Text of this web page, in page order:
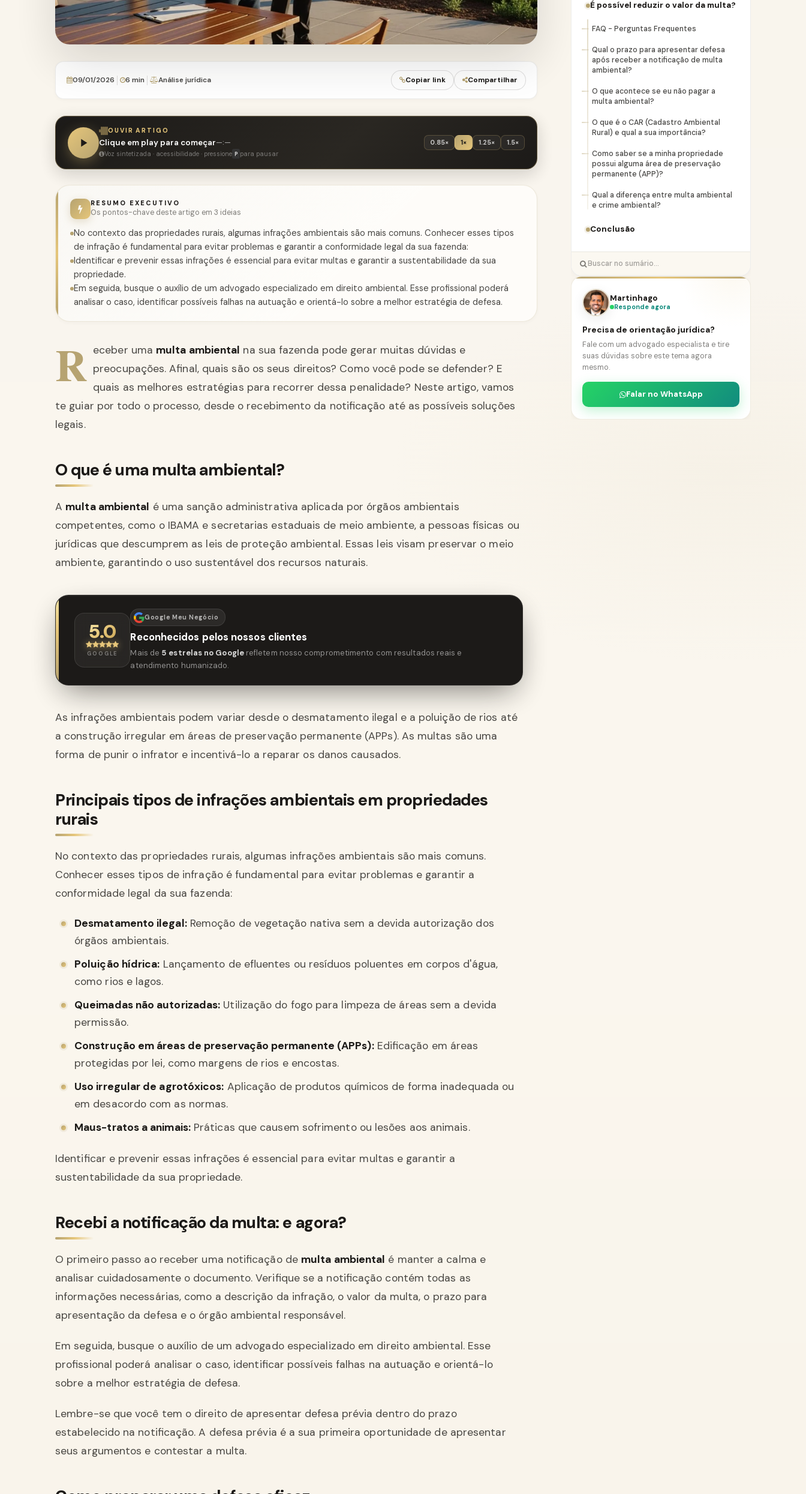
09/01/2026 6 min Análise jurídica Copiar link Compartilhar
OUVIR ARTIGO
Clique em play para começar—:— 0.85× 1× 1.25× 1.5×
Voz sintetizada · acessibilidade · pressione P para pausar
RESUMO EXECUTIVO
Os pontos-chave deste artigo em 3 ideias
No contexto das propriedades rurais, algumas infrações ambientais são mais comuns. Conhecer esses tipos
de infração é fundamental para evitar problemas e garantir a conformidade legal da sua fazenda:
Identificar e prevenir essas infrações é essencial para evitar multas e garantir a sustentabilidade da sua
propriedade.
Em seguida, busque o auxílio de um advogado especializado em direito ambiental. Esse profissional poderá
analisar o caso, identificar possíveis falhas na autuação e orientá-lo sobre a melhor estratégia de defesa.
R eceber uma multa ambiental na sua fazenda pode gerar muitas dúvidas e
preocupações. Afinal, quais são os seus direitos? Como você pode se defender? E
quais as melhores estratégias para recorrer dessa penalidade? Neste artigo, vamos
te guiar por todo o processo, desde o recebimento da notificação até as possíveis soluções
legais.
O que é uma multa ambiental?
A multa ambiental é uma sanção administrativa aplicada por órgãos ambientais
competentes, como o IBAMA e secretarias estaduais de meio ambiente, a pessoas físicas ou
jurídicas que descumprem as leis de proteção ambiental. Essas leis visam preservar o meio
ambiente, garantindo o uso sustentável dos recursos naturais.
5.0
GOOGLE
Google Meu Negócio
Reconhecidos pelos nossos clientes
Mais de 5 estrelas no Googlerefletem nosso comprometimento com resultados reais e
atendimento humanizado.
As infrações ambientais podem variar desde o desmatamento ilegal e a poluição de rios até
a construção irregular em áreas de preservação permanente (APPs). As multas são uma
forma de punir o infrator e incentivá-lo a reparar os danos causados.
Principais tipos de infrações ambientais em propriedades
rurais
No contexto das propriedades rurais, algumas infrações ambientais são mais comuns.
Conhecer esses tipos de infração é fundamental para evitar problemas e garantir a
conformidade legal da sua fazenda:
Desmatamento ilegal:Remoção de vegetação nativa sem a devida autorização dos
órgãos ambientais.
Poluição hídrica: Lançamento de efluentes ou resíduos poluentes em corpos d'água,
como rios e lagos.
Queimadas não autorizadas: Utilização do fogo para limpeza de áreas sem a devida
permissão.
Construção em áreas de preservação permanente (APPs):Edificação em áreas
protegidas por lei, como margens de rios e encostas.
Uso irregular de agrotóxicos: Aplicação de produtos químicos de forma inadequada ou
em desacordo com as normas.
Maus-tratos a animais:Práticas que causem sofrimento ou lesões aos animais.
Identificar e prevenir essas infrações é essencial para evitar multas e garantir a
sustentabilidade da sua propriedade.
Recebi a notificação da multa: e agora?
O primeiro passo ao receber uma notificação de multa ambiental é manter a calma e
analisar cuidadosamente o documento. Verifique se a notificação contém todas as
informações necessárias, como a descrição da infração, o valor da multa, o prazo para
apresentação da defesa e o órgão ambiental responsável.
Em seguida, busque o auxílio de um advogado especializado em direito ambiental. Esse
profissional poderá analisar o caso, identificar possíveis falhas na autuação e orientá-lo
sobre a melhor estratégia de defesa.
Lembre-se que você tem o direito de apresentar defesa prévia dentro do prazo
estabelecido na notificação. A defesa prévia é a sua primeira oportunidade de apresentar
seus argumentos e contestar a multa.
É possível reduzir o valor da multa?
FAQ - Perguntas Frequentes
Qual o prazo para apresentar defesa
após receber a notificação de multa
ambiental?
O que acontece se eu não pagar a
multa ambiental?
O que é o CAR (Cadastro Ambiental
Rural) e qual a sua importância?
Como saber se a minha propriedade
possui alguma área de preservação
permanente (APP)?
Qual a diferença entre multa ambiental
e crime ambiental?
Conclusão
Martinhago
Responde agora
Precisa de orientação jurídica?
Fale com um advogado especialista e tire
suas dúvidas sobre este tema agora
mesmo.
Falar no WhatsApp